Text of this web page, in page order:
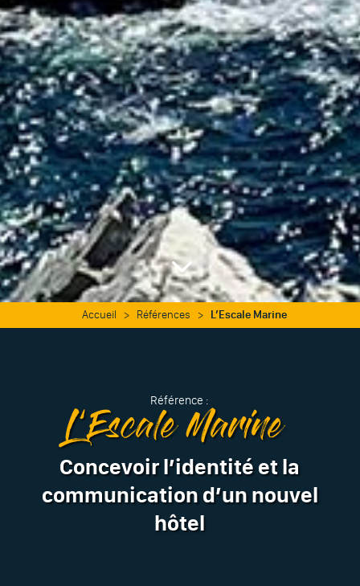
3
Accueil > Références > L’Escale Marine
Référence :
L’Escale Marine
Concevoir l’identité et la
communication d’un nouvel
hôtel